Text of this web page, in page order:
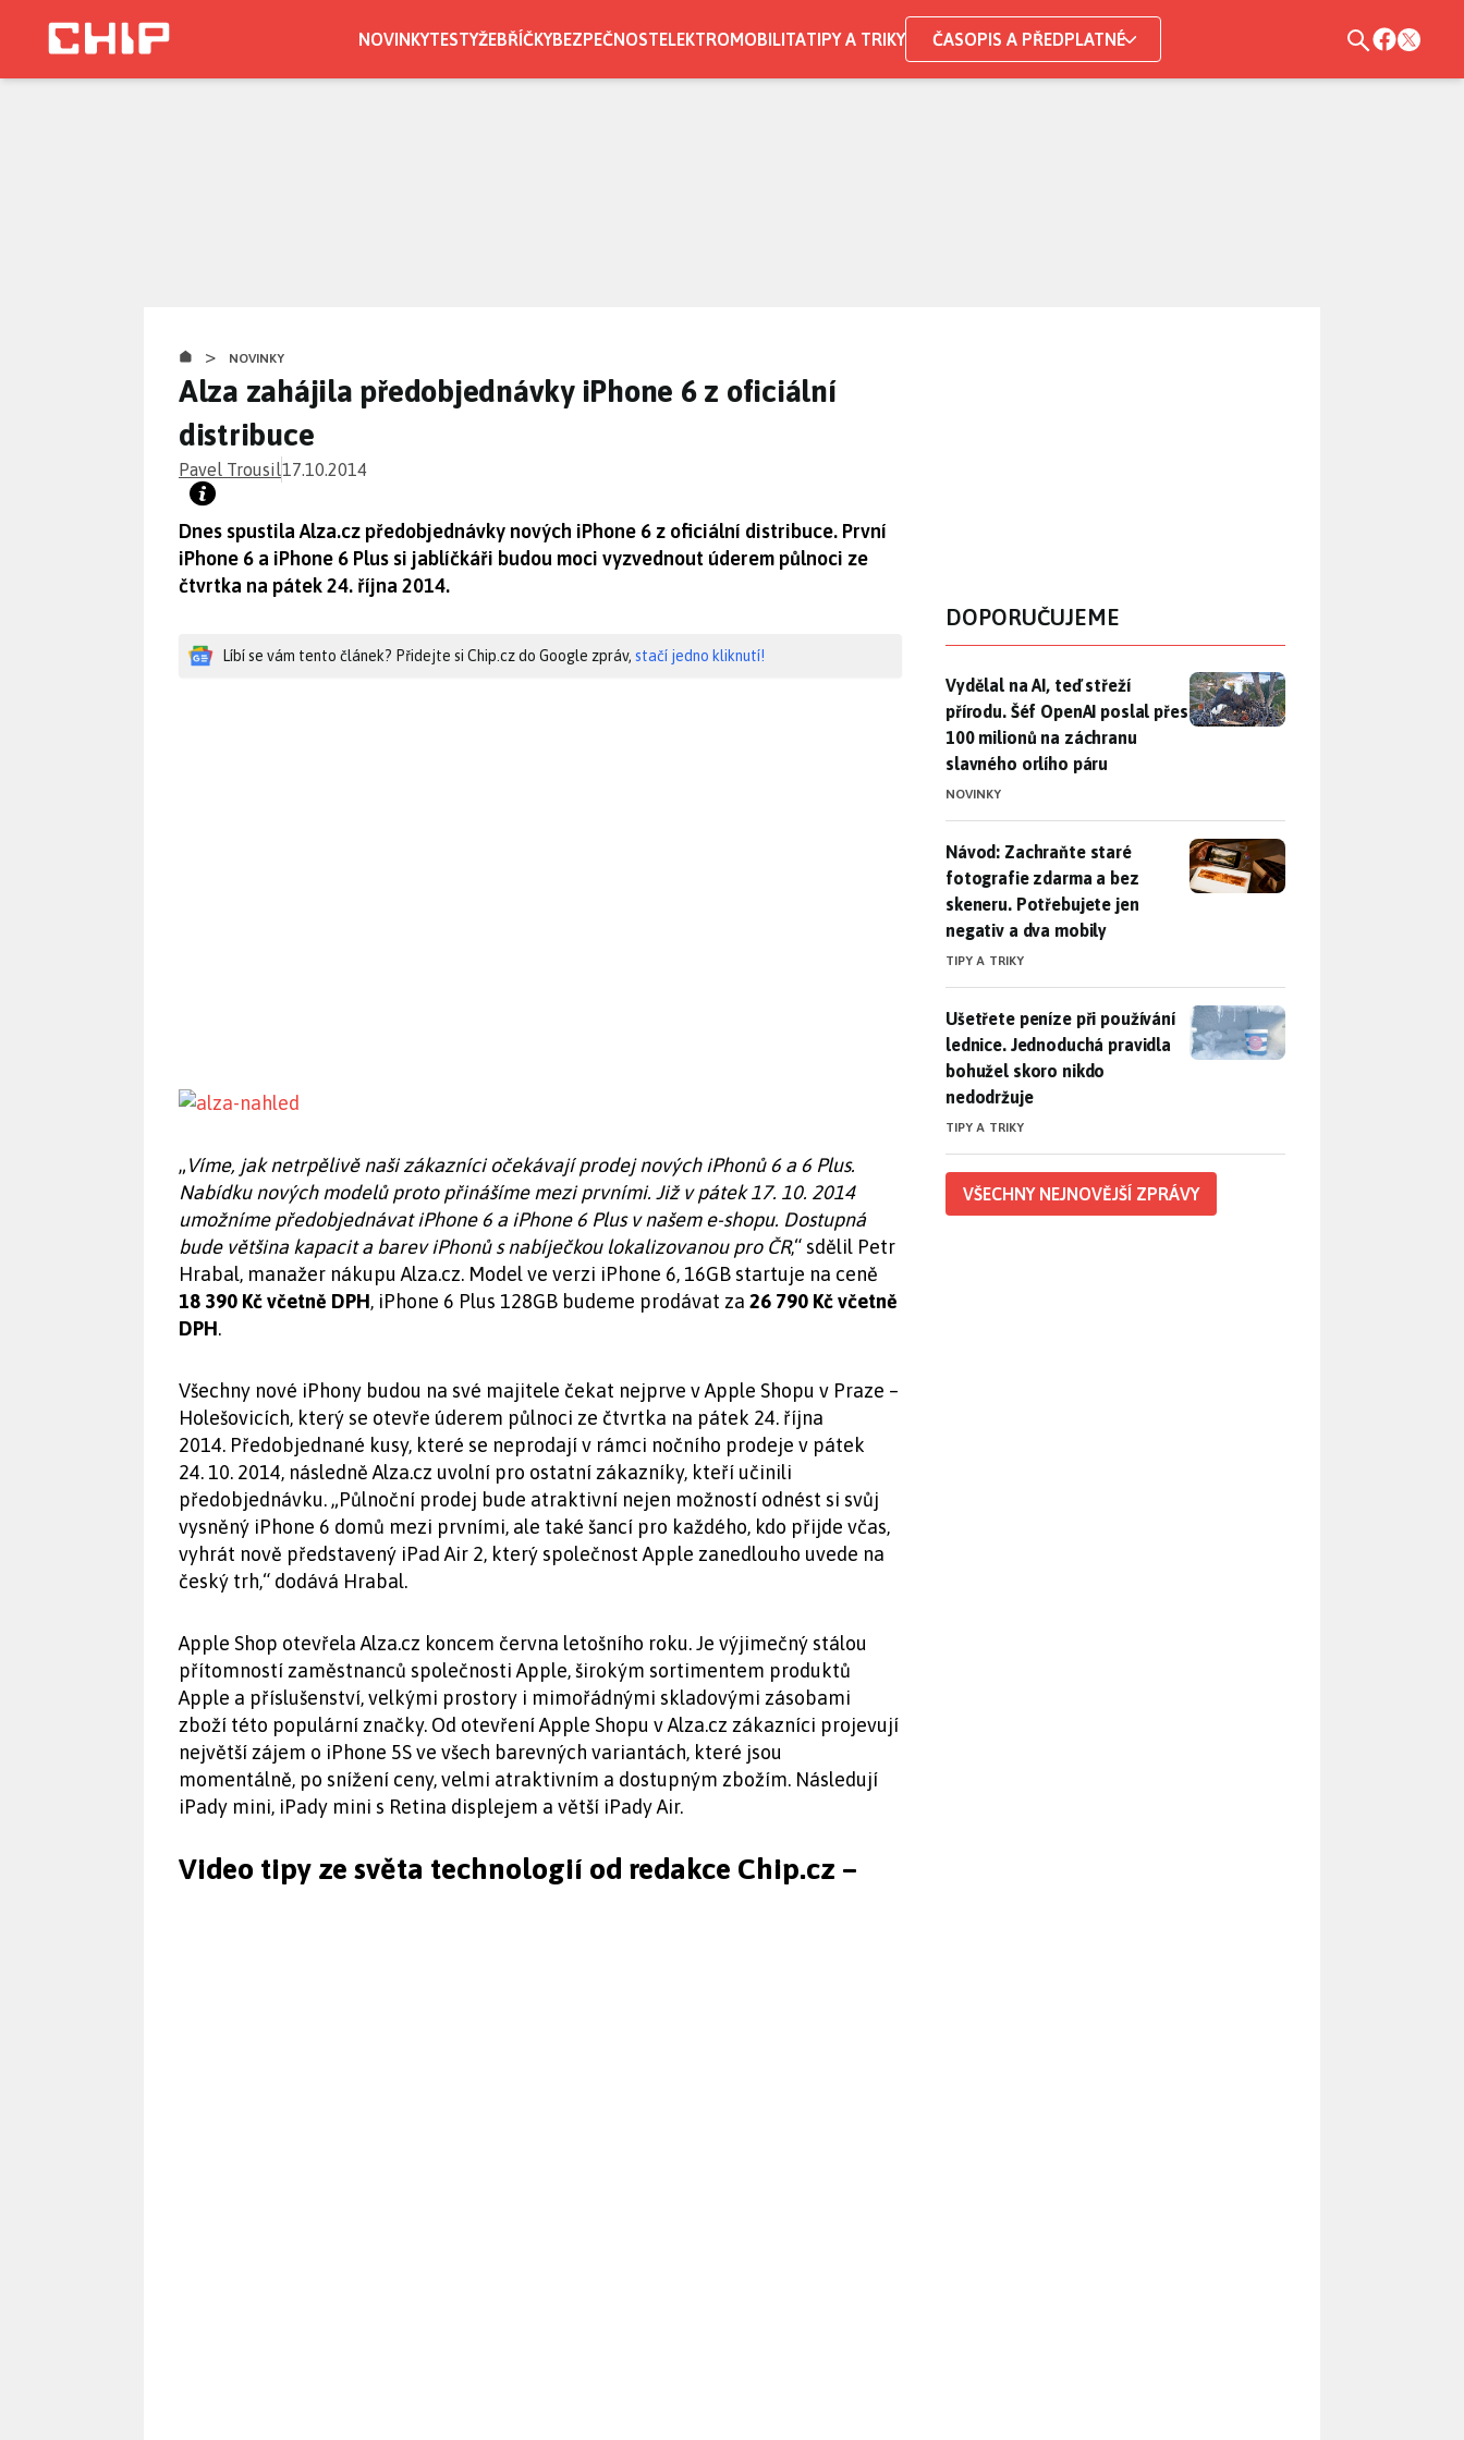
NOVINKYTESTYŽEBŘÍČKYBEZPEČNOSTELEKTROMOBILITATIPY A TRIKY ČASOPIS A PŘEDPLATNÉ
> NOVINKY
Alza zahájila předobjednávky iPhone 6 z oficiální
distribuce
Pavel Trousil17.10.2014
Dnes spustila Alza.cz předobjednávky nových iPhone 6 z oficiální distribuce. První
iPhone 6 a iPhone 6 Plus si jablíčkáři budou moci vyzvednout úderem půlnoci ze
čtvrtka na pátek 24. října 2014.
Líbí se vám tento článek? Přidejte si Chip.cz do Google zpráv, stačí jedno kliknutí!
„Víme, jak netrpělivě naši zákazníci očekávají prodej nových iPhonů 6 a 6 Plus.
Nabídku nových modelů proto přinášíme mezi prvními. Již v pátek 17. 10. 2014
umožníme předobjednávat iPhone 6 a iPhone 6 Plus v našem e-shopu. Dostupná
bude většina kapacit a barev iPhonů s nabíječkou lokalizovanou pro ČR,“ sdělil Petr
Hrabal, manažer nákupu Alza.cz. Model ve verzi iPhone 6, 16GB startuje na ceně
18 390 Kč včetně DPH, iPhone 6 Plus 128GB budeme prodávat za 26 790 Kč včetně
DPH.
Všechny nové iPhony budou na své majitele čekat nejprve v Apple Shopu v Praze –
Holešovicích, který se otevře úderem půlnoci ze čtvrtka na pátek 24. října
2014. Předobjednané kusy, které se neprodají v rámci nočního prodeje v pátek
24. 10. 2014, následně Alza.cz uvolní pro ostatní zákazníky, kteří učinili
předobjednávku. „Půlnoční prodej bude atraktivní nejen možností odnést si svůj
vysněný iPhone 6 domů mezi prvními, ale také šancí pro každého, kdo přijde včas,
vyhrát nově představený iPad Air 2, který společnost Apple zanedlouho uvede na
český trh,“ dodává Hrabal.
Apple Shop otevřela Alza.cz koncem června letošního roku. Je výjimečný stálou
přítomností zaměstnanců společnosti Apple, širokým sortimentem produktů
Apple a příslušenství, velkými prostory i mimořádnými skladovými zásobami
zboží této populární značky. Od otevření Apple Shopu v Alza.cz zákazníci projevují
největší zájem o iPhone 5S ve všech barevných variantách, které jsou
momentálně, po snížení ceny, velmi atraktivním a dostupným zbožím. Následují
iPady mini, iPady mini s Retina displejem a větší iPady Air.
Video tipy ze světa technologií od redakce Chip.cz –
DOPORUČUJEME
Vydělal na AI, teď střeží přírodu. Šéf OpenAI poslal přes 100
Vydělal na AI, teď střeží
přírodu. Šéf OpenAI poslal přes
100 milionů na záchranu
slavného orlího páru
NOVINKY
Návod: Zachraňte staré fotografie zdarma a bez skeneru.
Návod: Zachraňte staré
fotografie zdarma a bez
skeneru. Potřebujete jen
negativ a dva mobily
TIPY A TRIKY
Ušetřete peníze při používání lednice. Jednoduchá pravidla
Ušetřete peníze při používání
lednice. Jednoduchá pravidla
bohužel skoro nikdo
nedodržuje
TIPY A TRIKY
VŠECHNY NEJNOVĚJŠÍ ZPRÁVY